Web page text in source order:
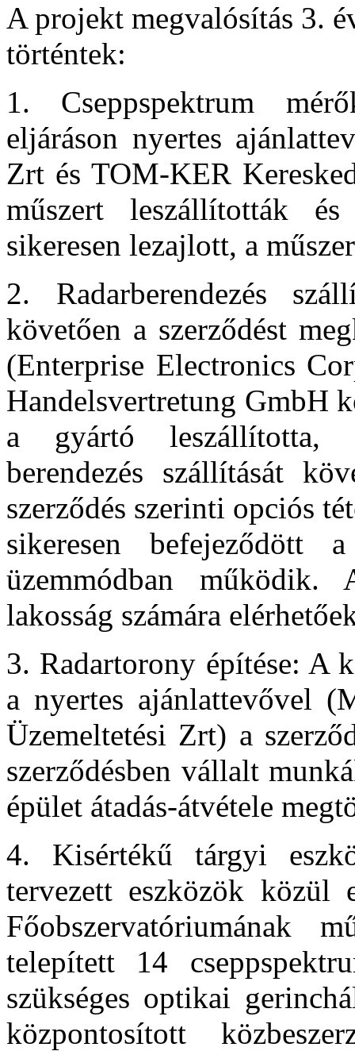
A projekt megvalósítás 3.
történtek:
1. Cseppspektrum
eljáráson nyertes
Zrt és TOM-KER
műszert leszállították
sikeresen lezajlott, a
2. Radarberendezés
követően a szerződést
(Enterprise Electronics
Handelsvertretung GmbH
a gyártó leszállította,
berendezés szállítását
szerződés szerinti opciós
sikeresen befejeződött
üzemmódban
lakosság számára
3. Radartorony építése: A
a nyertes ajánlattevővel
Üzemeltetési Zrt) a
szerződésben vállalt
épület átadás-átvétele
4. Kisértékű tárgyi
tervezett eszközök közül
Főobszervatóriumának
telepített 14
szükséges optikai
központosított